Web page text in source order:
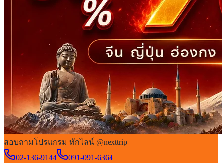
สอบถามโปรแกรม ทักไลน์ @nexttrip
02-136-9144
091-091-6364